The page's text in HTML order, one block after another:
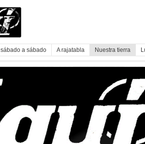
sábado a sábado A rajatabla Nuestra tierra